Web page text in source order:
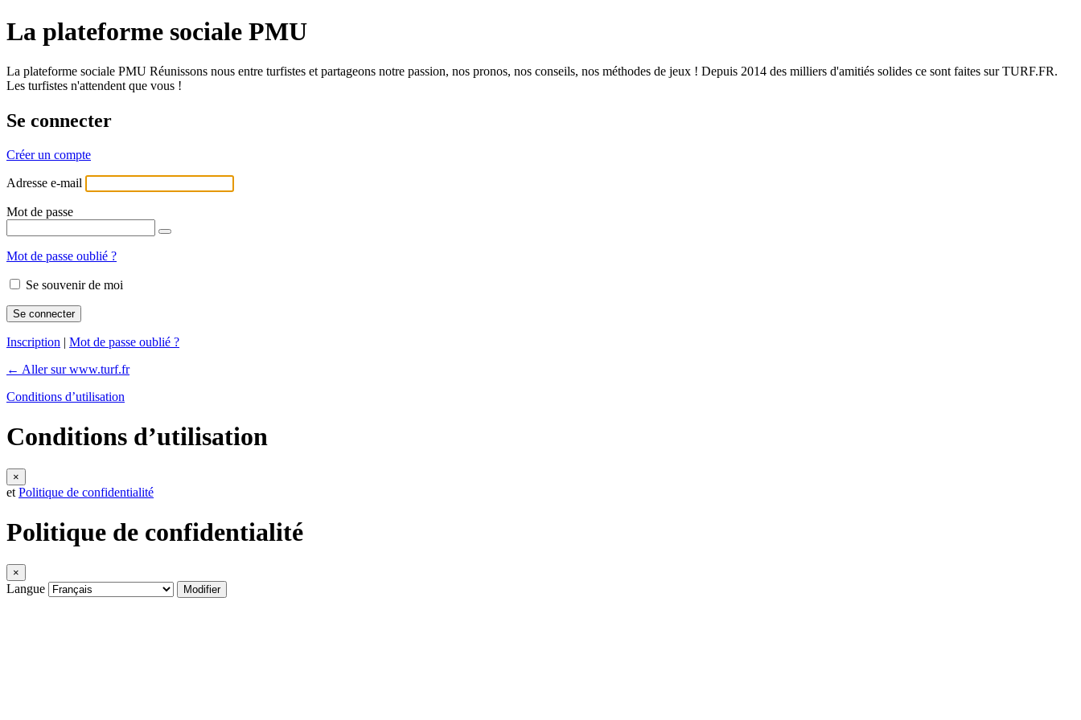
La plateforme sociale PMU
La plateforme sociale PMU Réunissons nous entre turfistes et partageons notre passion, nos pronos, nos conseils, nos méthodes de jeux ! Depuis 2014 des milliers d'amitiés solides ce sont faites sur TURF.FR.
Les turfistes n'attendent que vous !
Se connecter
Créer un compte
Adresse e-mail
Mot de passe
Mot de passe oublié ?
Se souvenir de moi
Inscription | Mot de passe oublié ?
← Aller sur www.turf.fr
Conditions d’utilisation
Conditions d’utilisation
×
et Politique de confidentialité
Politique de confidentialité
×
Langue